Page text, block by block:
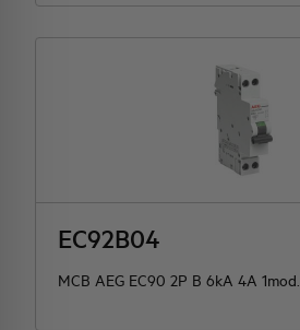
EC92B04
MCB AEG EC90 2P B 6kA 4A 1mod.